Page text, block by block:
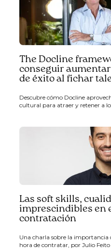
The Docline
conseguir
de éxito al fichar
Descubre cómo Docline
cultural para atraer y retener a
Las soft skills,
imprescindibles en
contratación
Una charla sobre la importancia
hora de contratar, por Julio Feito